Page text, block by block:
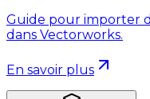
Guide pour importer
dans Vectorworks.
En savoir plus